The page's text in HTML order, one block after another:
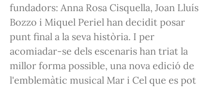
fundadors: Anna Rosa Cisquella, Joan Lluís
Bozzo i Miquel Periel han decidit posar
punt final a la seva història. I per
acomiadar-se dels escenaris han triat la
millor forma possible, una nova edició de
l'emblemàtic musical Mar i Cel que es pot